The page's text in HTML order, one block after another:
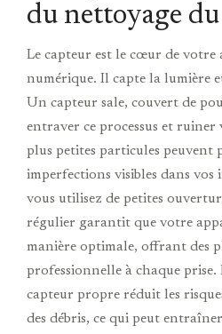
du nettoyage
Le capteur est le cœur de
numérique. Il capte la lumière
Un capteur sale, couvert de
entraver ce processus et ruiner
plus petites particules peuvent
imperfections visibles dans vos
vous utilisez de petites
régulier garantit que votre
manière optimale, offrant des
professionnelle à chaque
capteur propre réduit les
des débris, ce qui peut